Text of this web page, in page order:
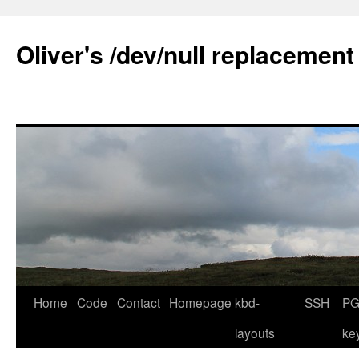
content
Oliver's /dev/null replacement
Home Code Contact Homepage kbd-
layouts
SSH